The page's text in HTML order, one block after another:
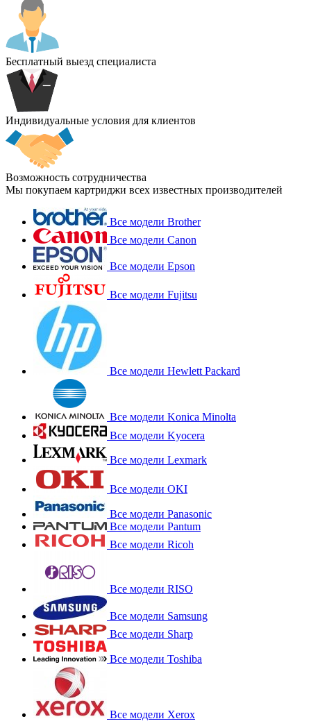
Бесплатный выезд специалиста
Индивидуальные условия для клиентов
Возможность сотрудничества
Мы покупаем картриджи всех известных производителей
Все модели Brother
Все модели Canon
Все модели Epson
Все модели Fujitsu
Все модели Hewlett Packard
Все модели Konica Minolta
Все модели Kyocera
Все модели Lexmark
Все модели OKI
Все модели Panasonic
Все модели Pantum
Все модели Ricoh
Все модели RISO
Все модели Samsung
Все модели Sharp
Все модели Toshiba
Все модели Xerox